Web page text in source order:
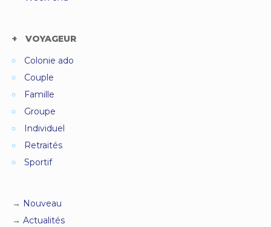
VOYAGEUR
Colonie ado
Couple
Famille
Groupe
Individuel
Retraités
Sportif
Nouveau
Actualités